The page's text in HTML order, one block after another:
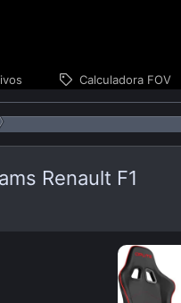
Calculadora FOV
Renault F1